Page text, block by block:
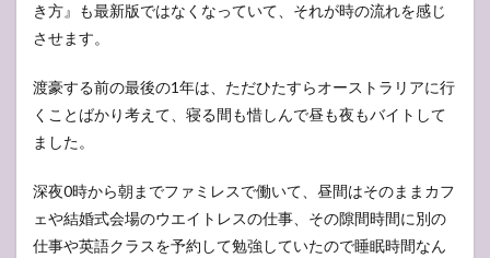
き方』も最新版ではなくなっていて、それが時の流れを感じ
させます。
渡豪する前の最後の1年は、ただひたすらオーストラリアに行
くことばかり考えて、寝る間も惜しんで昼も夜もバイトして
ました。
深夜0時から朝までファミレスで働いて、昼間はそのままカフ
ェや結婚式会場のウエイトレスの仕事、その隙間時間に別の
仕事や英語クラスを予約して勉強していたので睡眠時間なん